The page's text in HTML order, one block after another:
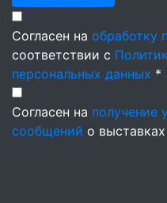
Согласен на обработку
соответствии с
персональных данных *
Согласен на получение
сообщений о